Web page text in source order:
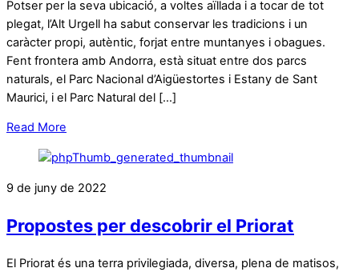
Potser per la seva ubicació, a voltes aïllada i a tocar de tot
plegat, l’Alt Urgell ha sabut conservar les tradicions i un
caràcter propi, autèntic, forjat entre muntanyes i obagues.
Fent frontera amb Andorra, està situat entre dos parcs
naturals, el Parc Nacional d’Aigüestortes i Estany de Sant
Maurici, i el Parc Natural del […]
Read More
9 de juny de 2022
Propostes per descobrir el Priorat
El Priorat és una terra privilegiada, diversa, plena de matisos,